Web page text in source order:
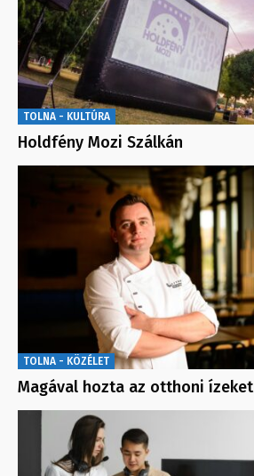
TOLNA - KULTÚRA
Holdfény Mozi Szálkán
TOLNA - KÖZÉLET
Magával hozta az otthoni ízeket